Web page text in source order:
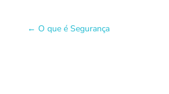
← O que é Segurança